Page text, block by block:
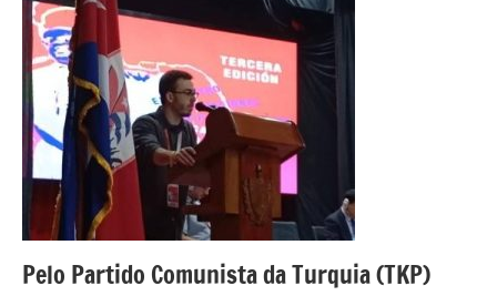
Pelo Partido Comunista da Turquia (TKP)